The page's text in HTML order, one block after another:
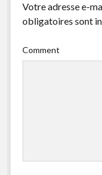
Votre adresse e-
obligatoires sont
Comment